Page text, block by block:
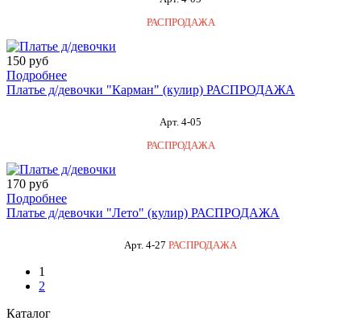
РАСПРОДАЖА
150 руб
Подробнее
Платье д/девочки "Карман" (кулир) РАСПРОДАЖА
Арт. 4-05
РАСПРОДАЖА
170 руб
Подробнее
Платье д/девочки "Лето" (кулир) РАСПРОДАЖА
Арт. 4-27 РАСПРОДАЖА
1
2
Каталог